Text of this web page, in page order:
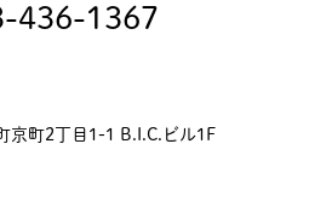
436-1367
京町2丁目1-1 B.I.C.ビル1F